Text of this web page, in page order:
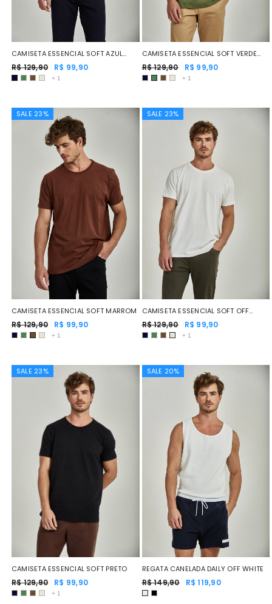
CAMISETA ESSENCIAL SOFT AZUL
MARINHO
R$ 129,90 R$ 99,90
+ 1
CAMISETA ESSENCIAL SOFT VERDE
MUSGO
R$ 129,90 R$ 99,90
+ 1
SALE 23%
CAMISETA ESSENCIAL SOFT MARROM
R$ 129,90 R$ 99,90
+ 1
SALE 23%
CAMISETA ESSENCIAL SOFT OFF
WHITE
R$ 129,90 R$ 99,90
+ 1
SALE 23%
CAMISETA ESSENCIAL SOFT PRETO
R$ 129,90 R$ 99,90
+ 1
SALE 20%
REGATA CANELADA DAILY OFF WHITE
R$ 149,90 R$ 119,90